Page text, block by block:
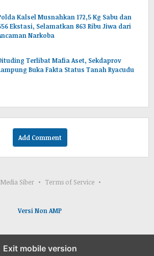
Kalsel Musnahkan 172,5 Kg Sabu dan
Ekstasi, Selamatkan 863 Ribu Jiwa dari
Narkoba
Terlibat Mafia Aset, Sekdaprov
Buka Fakta Status Tanah Ryacudu
Add Comment
Siber
Terms of Service
Versi Non AMP
Exit mobile version